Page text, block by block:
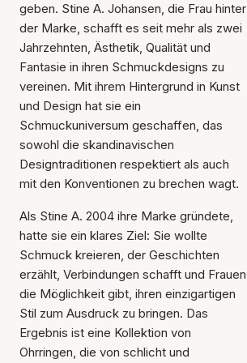
geben. Stine A. Johansen, die Frau hinter
der Marke, schafft es seit mehr als zwei
Jahrzehnten, Ästhetik, Qualität und
Fantasie in ihren Schmuckdesigns zu
vereinen. Mit ihrem Hintergrund in Kunst
und Design hat sie ein
Schmuckuniversum geschaffen, das
sowohl die skandinavischen
Designtraditionen respektiert als auch
mit den Konventionen zu brechen wagt.
Als Stine A. 2004 ihre Marke gründete,
hatte sie ein klares Ziel: Sie wollte
Schmuck kreieren, der Geschichten
erzählt, Verbindungen schafft und Frauen
die Möglichkeit gibt, ihren einzigartigen
Stil zum Ausdruck zu bringen. Das
Ergebnis ist eine Kollektion von
Ohrringen, die von schlicht und